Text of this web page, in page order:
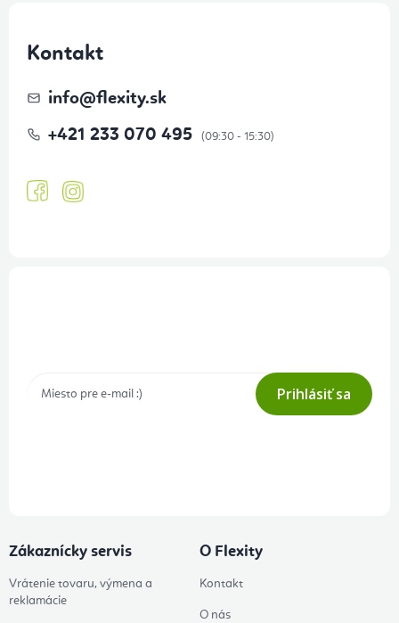
Kontakt
info@flexity.sk
+421 233 070 495
Prihlásiť sa
Zákaznícky servis
Vrátenie tovaru, výmena a
reklamácie
O Flexity
Kontakt
O nás